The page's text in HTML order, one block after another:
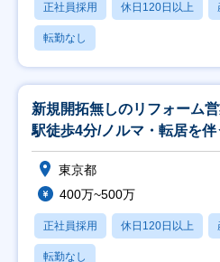
正社員採用 休日120日以上
転勤なし
新規開拓無しのリフォーム
駅徒歩4分/ノルマ・転居を伴
東京都
400万~500万
正社員採用 休日120日以上
転勤なし